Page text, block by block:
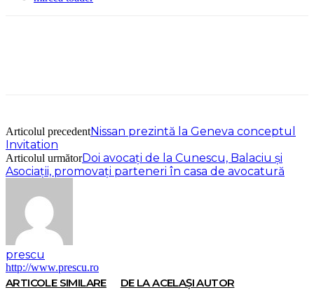
Articolul precedentNissan prezintă la Geneva conceptul
Invitation
Articolul următorDoi avocați de la Cunescu, Balaciu și
Asociații, promovați parteneri în casa de avocatură
prescu
http://www.prescu.ro
ARTICOLE SIMILARE DE LA ACELAȘI AUTOR